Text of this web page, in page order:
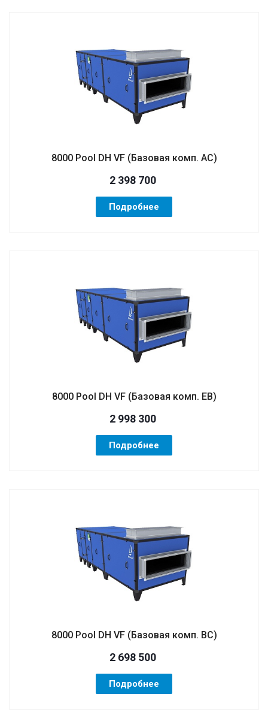
8000 Pool DH VF (Базовая комп. AC)
2 398 700
Подробнее
8000 Pool DH VF (Базовая комп. EB)
2 998 300
Подробнее
8000 Pool DH VF (Базовая комп. BC)
2 698 500
Подробнее